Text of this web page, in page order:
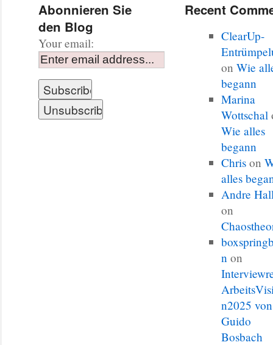
Abonnieren Sie
den Blog
Your email:
Recent
ClearUp-
onWie
begann
Marina
Wottschal
Wie alles
begann
Chris on
alles
Andre
on
n on
n2025 von
Guido
Bosbach